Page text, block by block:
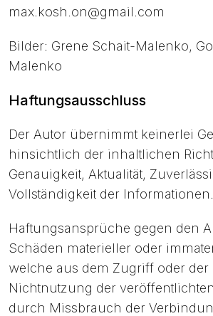
max.kosh.on@gmail.com
Bilder: Grene Schait-Malenko,
Malenko
Haftungsausschluss
Der Autor übernimmt keinerlei
hinsichtlich der inhaltlichen
Genauigkeit, Aktualität,
Vollständigkeit der Informationen.
Haftungsansprüche gegen den
Schäden materieller oder
welche aus dem Zugriff oder der
Nichtnutzung der
durch Missbrauch der